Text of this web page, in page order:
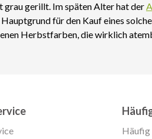
grau gerillt. Im späten Alter hat der
für den Kauf eines
Herbstfarben, die wirklich
Häufig